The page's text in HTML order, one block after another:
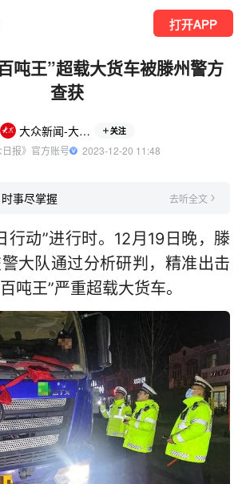
打开APP
吨王”超载大货车被滕州警方
查获
大众新闻-大众日报 关注
日报》官方账号
  2023-12-20 11:48
事尽掌握 去听全文
行动”进行时。12月19日晚，滕
大队通过分析研判，精准出击
吨王”严重超载大货车。